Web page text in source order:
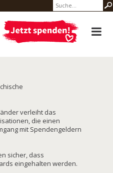
verleiht das
die einen
mit Spendengeldern
sicher, dass
eingehalten werden.